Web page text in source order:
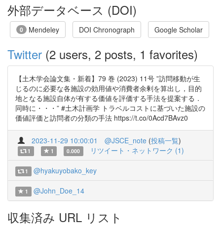
外部データベース (DOI)
0 Mendeley DOI Chronograph Google Scholar
Twitter (2 users, 2 posts, 1 favorites)
【土木学会論文集・新着】79 巻 (2023) 11号 ”訪問移動が生
じるのに必要な各施設の効用値や消費者余剰を算出し，目的
地となる施設自体が有する価値を評価する手法を提案する．
同時に・・・” #土木計画学 トラベルコストに基づいた施設の
価値評価と訪問者の分類の手法 https://t.co/0Acd7BAvz0
2023-11-29 10:00:01 @JSCE_note (投稿一覧)
1 1 0.000 リツイート・ネットワーク (1)
1 @hyakuyobako_key
1 @John_Doe_14
収集済み URL リスト